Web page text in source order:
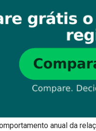
anual da